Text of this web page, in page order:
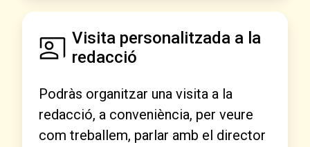
Visita personalitzada a la
redacció
Podràs organitzar una visita a la
redacció, a conveniència, per veure
com treballem, parlar amb el director